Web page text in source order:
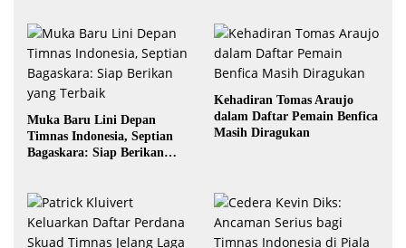
Muka Baru Lini Depan
Timnas Indonesia, Septian
Bagaskara: Siap Berikan
Kehadiran Tomas Araujo
dalam Daftar Pemain Benfica
Masih Diragukan